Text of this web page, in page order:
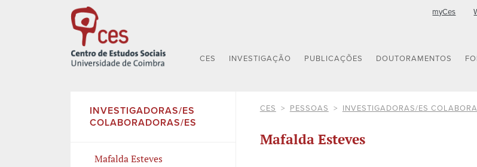
myCes
CES INVESTIGAÇÃO PUBLICAÇÕES DOUTORAMENTOS
INVESTIGADORAS/ES
COLABORADORAS/ES
Mafalda Esteves
CES PESSOAS INVESTIGADORAS/ES
Mafalda Esteves